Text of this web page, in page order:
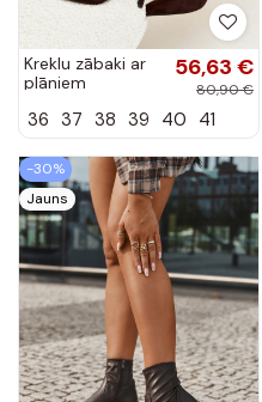
Kreklu zābaki ar
plāniem
šokolādes krāsā
56,63 €
80,90 €
36 37 38 39 40 41
-30%
Jauns